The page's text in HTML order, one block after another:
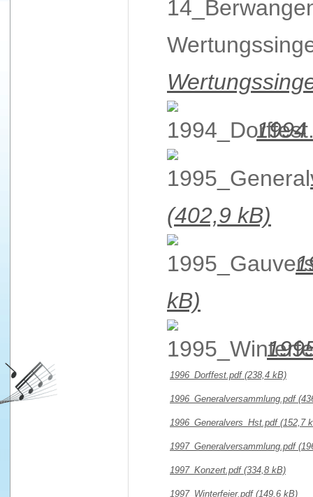
(402,9 kB)
kB)
1996_Dorffest.pdf (238,4 kB)
1996_Generalversammlung.pdf
1996_Generalvers_Hst.pdf (152,7
1997_Generalversammlung.pdf
1997_Konzert.pdf (334,8 kB)
1997_Winterfeier.pdf (149,6 kB)